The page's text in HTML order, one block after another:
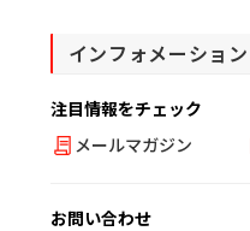
インフォメーション
注目情報をチェック
メールマガジン
お問い合わせ